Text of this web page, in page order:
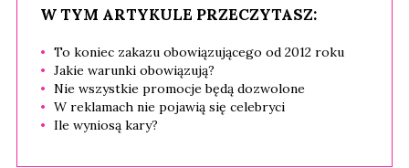
W TYM ARTYKULE PRZECZYTASZ:
To koniec zakazu obowiązującego od 2012 roku
Jakie warunki obowiązują?
Nie wszystkie promocje będą dozwolone
W reklamach nie pojawią się celebryci
Ile wyniosą kary?